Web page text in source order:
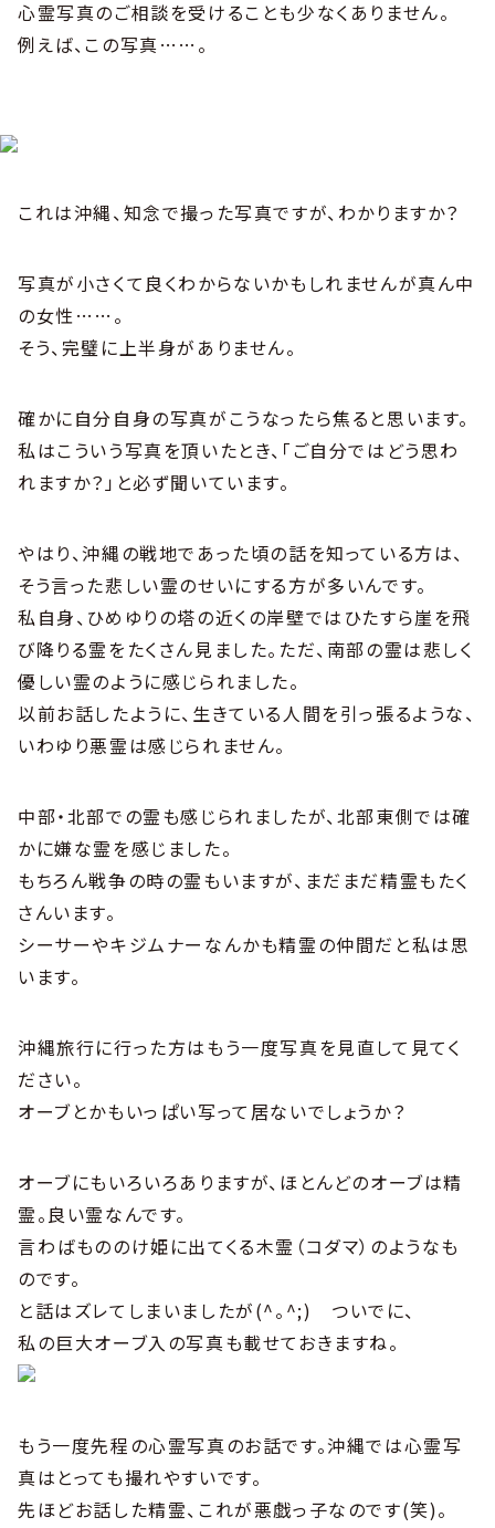
心霊写真のご相談を受けることも少なくありません。
例えば、この写真……。
これは沖縄、知念で撮った写真ですが、わかりますか？
写真が小さくて良くわからないかもしれませんが真ん中
の女性……。
そう、完璧に上半身がありません。
確かに自分自身の写真がこうなったら焦ると思います。
私はこういう写真を頂いたとき、｢ご自分ではどう思わ
れますか？」と必ず聞いています。
やはり、沖縄の戦地であった頃の話を知っている方は、
そう言った悲しい霊のせいにする方が多いんです。
私自身、ひめゆりの塔の近くの岸壁ではひたすら崖を飛
び降りる霊をたくさん見ました。ただ、南部の霊は悲しく
優しい霊のように感じられました。
以前お話したように、生きている人間を引っ張るような、
いわゆり悪霊は感じられません。
中部・北部での霊も感じられましたが、北部東側では確
かに嫌な霊を感じました。
もちろん戦争の時の霊もいますが、まだまだ精霊もたく
さんいます。
シーサーやキジムナーなんかも精霊の仲間だと私は思
います。
沖縄旅行に行った方はもう一度写真を見直して見てく
ださい。
オーブとかもいっぱい写って居ないでしょうか？
オーブにもいろいろありますが、ほとんどのオーブは精
霊。良い霊なんです。
言わばもののけ姫に出てくる木霊（コダマ）のようなも
のです。
と話はズレてしまいましたが(^。^;) ついでに、
私の巨大オーブ入の写真も載せておきますね。
もう一度先程の心霊写真のお話です。沖縄では心霊写
真はとっても撮れやすいです。
先ほどお話した精霊、これが悪戯っ子なのです(笑)。